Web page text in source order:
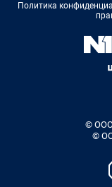
Политика
© ООО
©